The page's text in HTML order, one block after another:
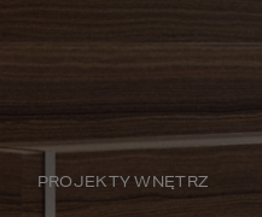
PROJEKTY WNĘTRZ